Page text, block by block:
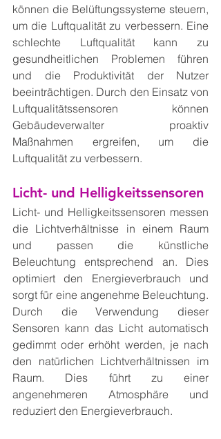
können die Belüftungssysteme steuern,
um die Luftqualität zu verbessern. Eine
schlechte Luftqualität kann zu
gesundheitlichen Problemen führen
und die Produktivität der Nutzer
beeinträchtigen. Durch den Einsatz von
Luftqualitätssensoren können
Gebäudeverwalter proaktiv
Maßnahmen ergreifen, um die
Luftqualität zu verbessern.
Licht- und Helligkeitssensoren
Licht- und Helligkeitssensoren messen
die Lichtverhältnisse in einem Raum
und passen die künstliche
Beleuchtung entsprechend an. Dies
optimiert den Energieverbrauch und
sorgt für eine angenehme Beleuchtung.
Durch die Verwendung dieser
Sensoren kann das Licht automatisch
gedimmt oder erhöht werden, je nach
den natürlichen Lichtverhältnissen im
Raum. Dies führt zu einer
angenehmeren Atmosphäre und
reduziert den Energieverbrauch.